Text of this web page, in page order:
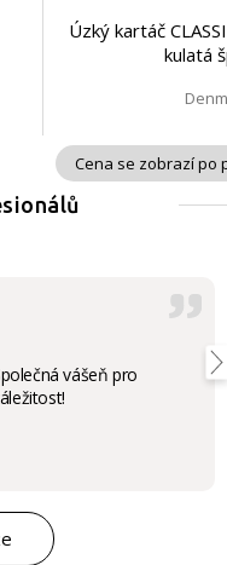
Úzký kartáč
kulatá
Cena se zobrazí po
vášeň pro